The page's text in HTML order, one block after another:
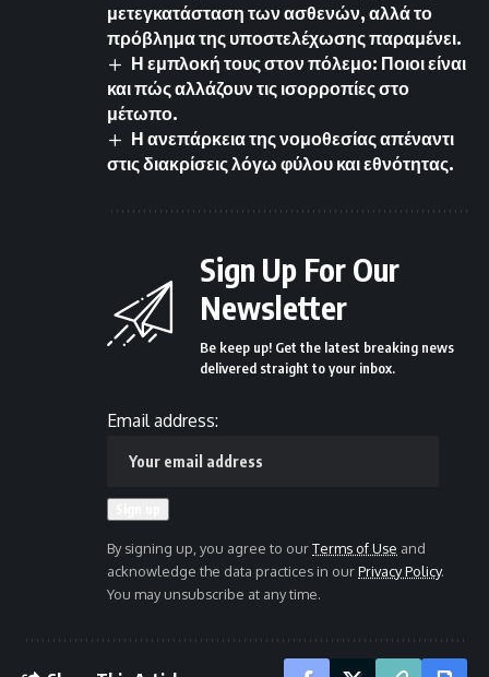
μετεγκατάσταση των ασθενών, αλλά το
πρόβλημα της υποστελέχωσης παραμένει.
Η εμπλοκή τους στον πόλεμο: Ποιοι είναι
και πώς αλλάζουν τις ισορροπίες στο
μέτωπο.
Η ανεπάρκεια της νομοθεσίας απέναντι
στις διακρίσεις λόγω φύλου και εθνότητας.
Sign Up For Our
Newsletter
Be keep up! Get the latest breaking news
delivered straight to your inbox.
Email address:
By signing up, you agree to ourTerms of Use and
acknowledge the data practices in ourPrivacy Policy.
You may unsubscribe at any time.